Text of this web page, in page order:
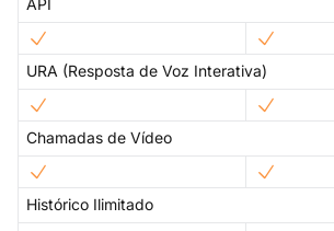
API
URA (Resposta de Voz Interativa)
Chamadas de Vídeo
Histórico Ilimitado